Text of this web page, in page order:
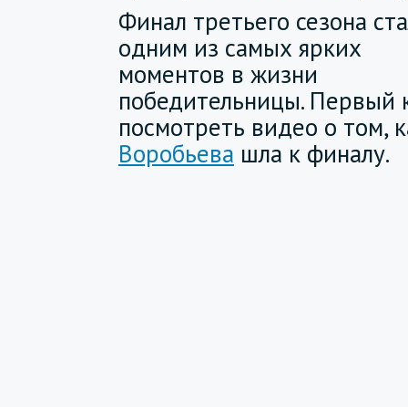
Финал третьего сезона
одним из самых ярких
моментов в жизни
победительницы. Первый
посмотреть видео о том,
Воробьева шла к финалу.